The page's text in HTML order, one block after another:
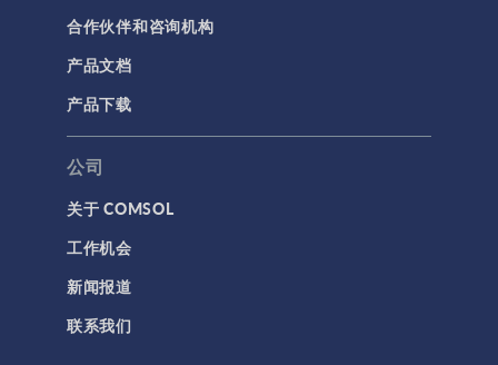
合作伙伴和咨询机构
产品文档
产品下载
公司
关于 COMSOL
工作机会
新闻报道
联系我们